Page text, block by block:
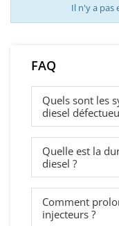
Il n'y a pas
FAQ
Quels sont les
diesel
Quelle est la
diesel ?
Comment
injecteurs ?